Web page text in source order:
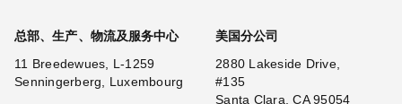
总部、生产、物流及服务中心
11 Breedewues, L-1259
Senningerberg, Luxembourg
美国分公司
2880 Lakeside Drive,
#135
Santa Clara, CA 95054